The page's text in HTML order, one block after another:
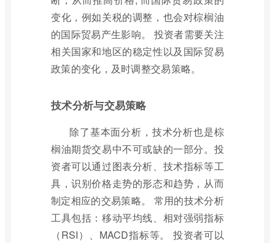
变化，例如关税的调整，也会对棕榈油
的国际贸易产生影响。 投资者需要关注
相关国家和地区的稳定性以及国际贸易
政策的变化，及时调整交易策略。
技术分析与交易策略
除了基本面分析，技术分析也是棕
榈油期货交易中不可或缺的一部分。投
资者可以通过图表分析、技术指标等工
具，识别价格走势的形态和趋势，从而
制定相应的交易策略。 常用的技术分析
工具包括：移动平均线、相对强弱指标
（RSI）、MACD指标等。 投资者可以